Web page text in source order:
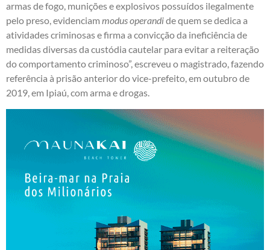
armas de fogo, munições e explosivos possuídos ilegalmente
pelo preso, evidenciam modus operandide quem se dedica a
atividades criminosas e firma a convicção da ineficiência de
medidas diversas da custódia cautelar para evitar a reiteração
do comportamento criminoso”, escreveu o magistrado, fazendo
referência à prisão anterior do vice-prefeito, em outubro de
2019, em Ipiaú, com arma e drogas.